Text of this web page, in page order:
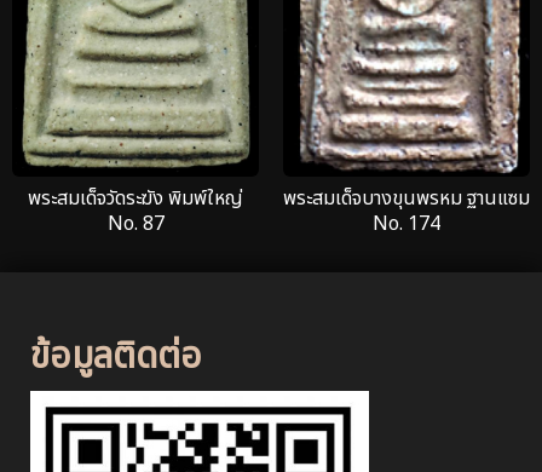
พระสมเด็จวัดระฆัง พิมพ์ใหญ่
No. 87
พระสมเด็จบางขุนพรหม ฐานแซม
No. 174
ข้อมูลติดต่อ